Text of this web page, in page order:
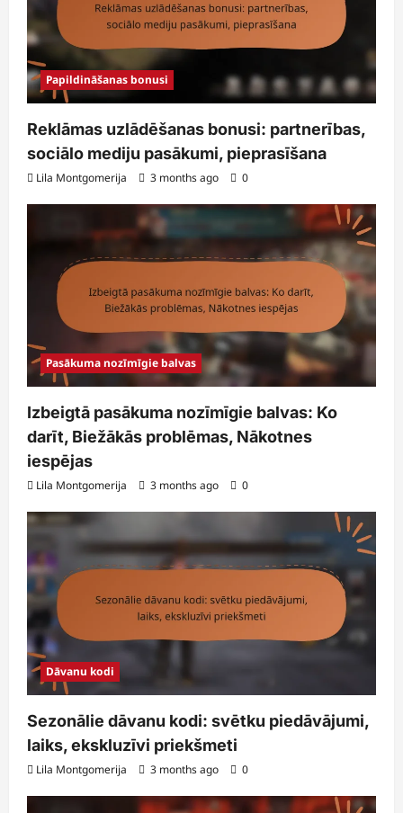
Papildināšanas bonusi
Reklāmas uzlādēšanas bonusi: partnerības,
sociālo mediju pasākumi, pieprasīšana
Lila Montgomerija 3 months ago 0
Pasākuma nozīmīgie balvas
Izbeigtā pasākuma nozīmīgie balvas: Ko
darīt, Biežākās problēmas, Nākotnes
iespējas
Lila Montgomerija 3 months ago 0
Dāvanu kodi
Sezonālie dāvanu kodi: svētku piedāvājumi,
laiks, ekskluzīvi priekšmeti
Lila Montgomerija 3 months ago 0